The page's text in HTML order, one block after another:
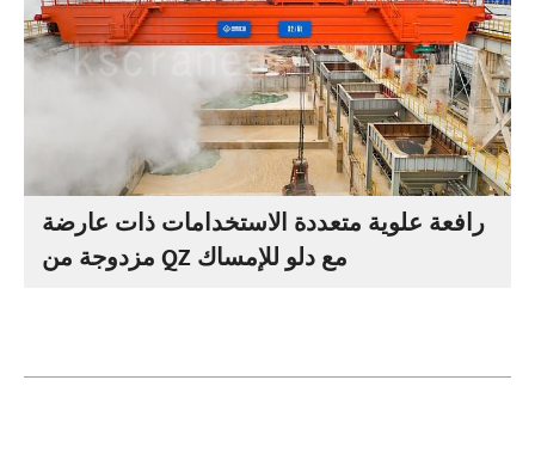
رافعة علوية متعددة الاستخدامات ذات عارضة
مزدوجة من QZ مع دلو للإمساك